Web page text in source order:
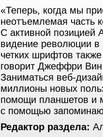
«Теперь, когда мы
неотъемлемая часть
С активной позицией
видение революции
четких шрифтов
говорит Джеффри
Заниматься веб-
миллионы новых
помощи планшетов и
с помощью
Редактор раздела: